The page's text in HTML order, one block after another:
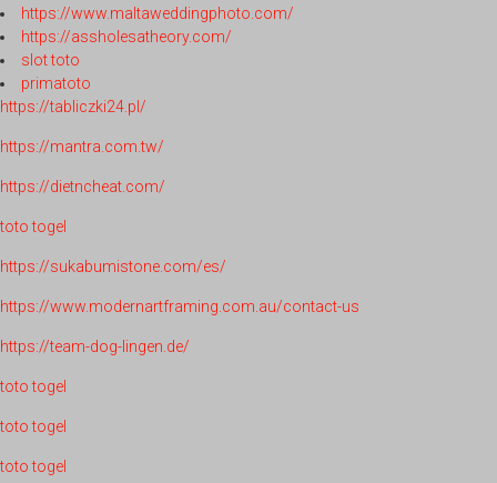
https://www.maltaweddingphoto.com/
https://assholesatheory.com/
slot toto
primatoto
https://tabliczki24.pl/
https://mantra.com.tw/
https://dietncheat.com/
toto togel
https://sukabumistone.com/es/
https://www.modernartframing.com.au/contact-us
https://team-dog-lingen.de/
toto togel
toto togel
toto togel